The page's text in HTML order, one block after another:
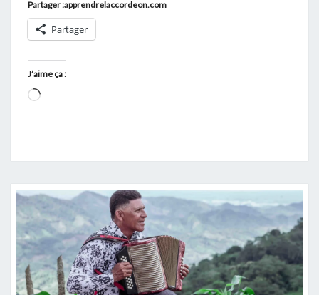
Partager :apprendrelaccordeon.com
Partager
J’aime ça :
Chargement…